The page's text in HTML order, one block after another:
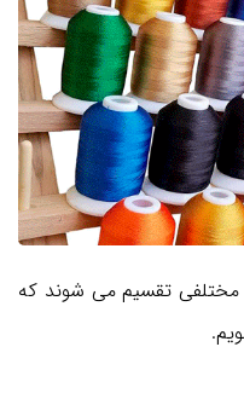
مختلفی تقسیم می شوند که